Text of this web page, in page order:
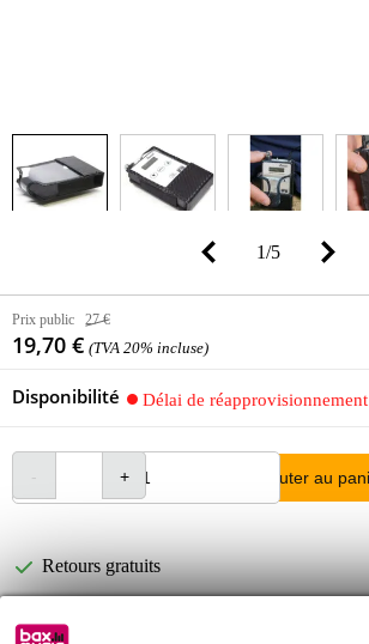
1/5
Prix public 27 €
19,70 € (TVA 20% incluse)
Disponibilité Délai de
Ajouter au
Retours gratuits